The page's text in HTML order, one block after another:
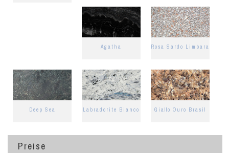
Agatha Rosa Sardo Limbara
Deep Sea Labradorite Bianco Giallo Ouro Brasil
Preise